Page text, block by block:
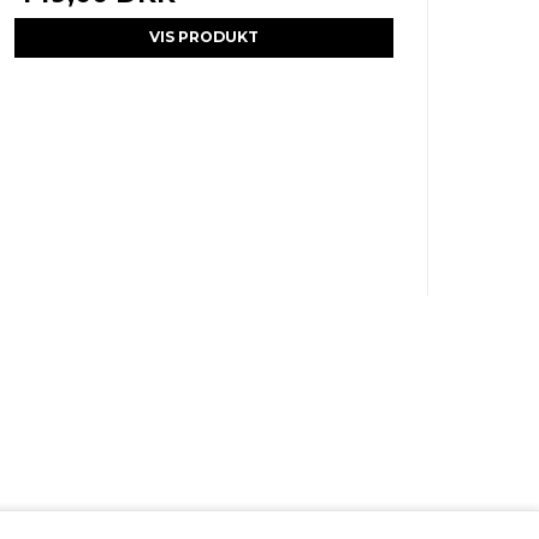
VIS PRODUKT